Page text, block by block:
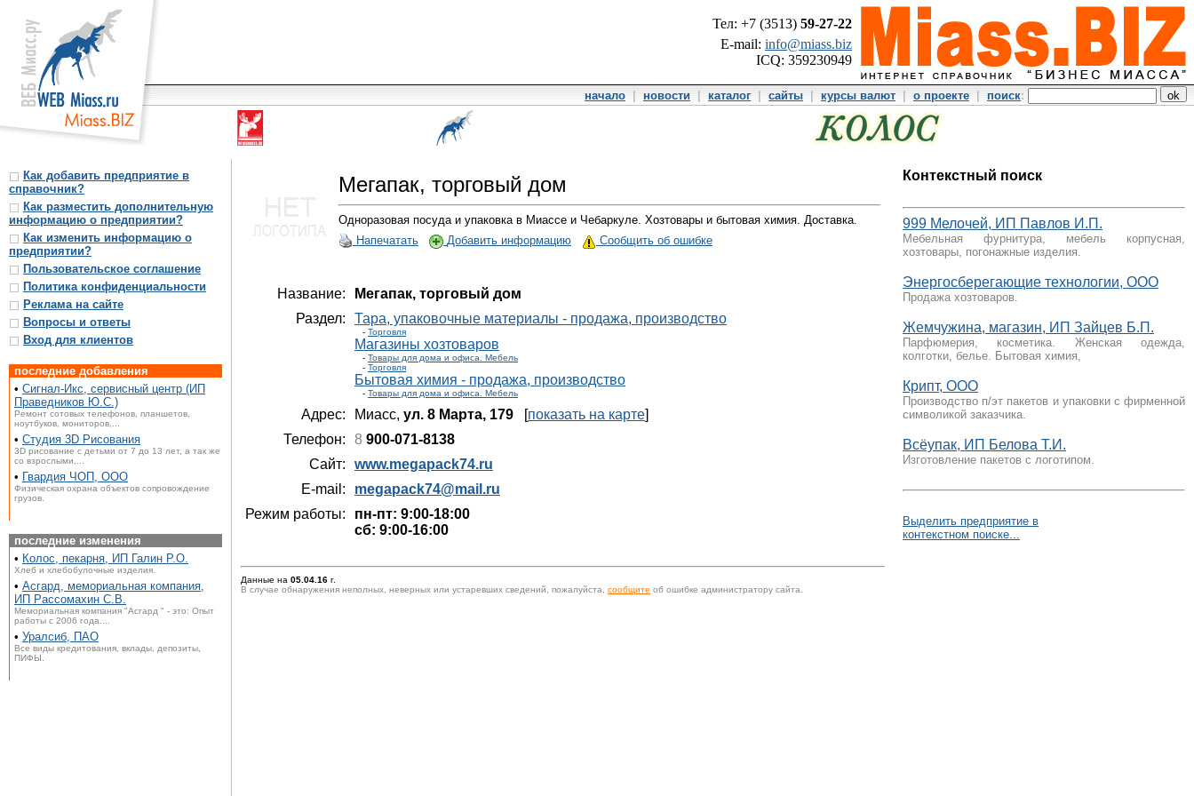
Тел: +7 (3513) 59-27-22
E-mail: info@miass.biz
ICQ: 359230949
начало новости каталог| сайты курсы валют о проекте поиск:
Как добавить предприятие в
справочник?
Как разместить дополнительную
информацию о предприятии?
Как изменить информацию о
предприятии?
Пользовательское соглашение
Политика конфиденциальности
Реклама на сайте
Вопросы и ответы
Вход для клиентов
последние добавления
• Сигнал-Икс, сервисный центр (ИП
Праведников Ю.С.)
Ремонт сотовых телефонов, планшетов,
ноутбуков, мониторов,...
• Студия 3D Рисования
3D рисование с детьми от 7 до 13 лет, а так же
со взрослыми,...
• Гвардия ЧОП, ООО
Физическая охрана объектов сопровождение
грузов.
последние изменения
• Колос, пекарня, ИП Галин Р.О.
Хлеб и хлебобулочные изделия.
• Асгард, мемориальная компания,
ИП Рассомахин С.В.
Мемориальная компания "Асгард " - это: Опыт
работы с 2006 года....
• Уралсиб, ПАО
Все виды кредитования, вклады, депозиты,
ПИФЫ.
Мегапак, торговый дом
Одноразовая посуда и упаковка в Миассе и Чебаркуле. Хозтовары и бытовая химия. Доставка.
Напечатать
Добавить информацию Сообщить об ошибке
Название:
Мегапак, торговый дом
Раздел:
Тара, упаковочные материалы - продажа, производство
- Торговля
Магазины хозтоваров
- Товары для дома и офиса. Мебель
- Торговля
Бытовая химия - продажа, производство
- Товары для дома и офиса. Мебель
Адрес: Миасс, ул. 8 Марта, 179 [показать на карте]
Телефон:
8 900-071-8138
Сайт:
www.megapack74.ru
E-mail:
megapack74@mail.ru
Режим работы:
пн-пт: 9:00-18:00
сб: 9:00-16:00
Данные на 05.04.16 г.
В случае обнаружения неполных, неверных или устаревших сведений, пожалуйста, сообщите об ошибке администратору сайта.
Контекстный поиск
999 Мелочей, ИП Павлов И.П.
Мебельная фурнитура, мебель корпусная,
хозтовары, погонажные изделия.
Энергосберегающие технологии, ООО
Продажа хозтоваров.
Жемчужина, магазин, ИП Зайцев Б.П.
Парфюмерия, косметика. Женская одежда,
колготки, белье. Бытовая химия,
Крипт, ООО
Производство п/эт пакетов и упаковки с фирменной
символикой заказчика.
Всёупак, ИП Белова Т.И.
Изготовление пакетов с логотипом.
Выделить предприятие в
контекстном поиске...